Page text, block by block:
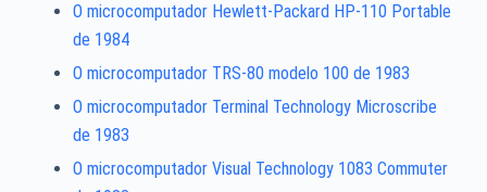
O microcomputador Hewlett-Packard HP-110 Portable
de 1984
O microcomputador TRS-80 modelo 100 de 1983
O microcomputador Terminal Technology Microscribe
de 1983
O microcomputador Visual Technology 1083 Commuter